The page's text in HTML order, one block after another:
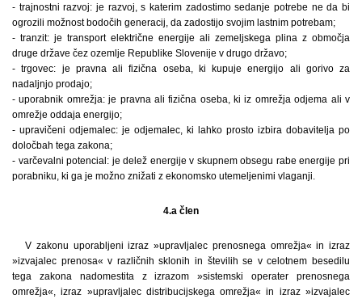
- trajnostni razvoj: je razvoj, s katerim zadostimo sedanje potrebe ne da bi
ogrozili možnost bodočih generacij, da zadostijo svojim lastnim potrebam;
- tranzit: je transport električne energije ali zemeljskega plina z območja
druge države čez ozemlje Republike Slovenije v drugo državo;
- trgovec: je pravna ali fizična oseba, ki kupuje energijo ali gorivo za
nadaljnjo prodajo;
- uporabnik omrežja: je pravna ali fizična oseba, ki iz omrežja odjema ali v
omrežje oddaja energijo;
- upravičeni odjemalec: je odjemalec, ki lahko prosto izbira dobavitelja po
določbah tega zakona;
- varčevalni potencial: je delež energije v skupnem obsegu rabe energije pri
porabniku, ki ga je možno znižati z ekonomsko utemeljenimi vlaganji.
4.a člen
V zakonu uporabljeni izraz »upravljalec prenosnega omrežja« in izraz
»izvajalec prenosa« v različnih sklonih in številih se v celotnem besedilu
tega zakona nadomestita z izrazom »sistemski operater prenosnega
omrežja«, izraz »upravljalec distribucijskega omrežja« in izraz »izvajalec